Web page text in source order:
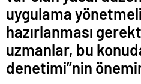
uygulama
hazırlanması
uzmanlar, bu
denetimi”nin